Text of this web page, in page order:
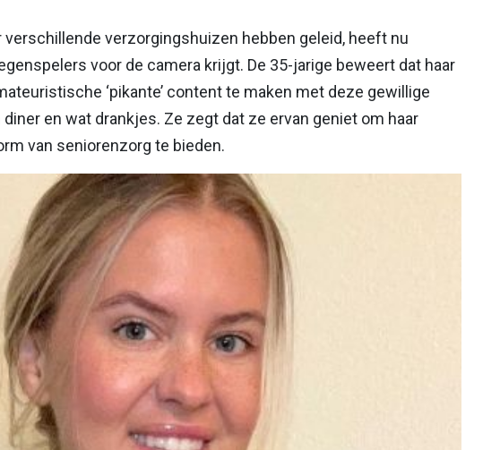
verschillende verzorgingshuizen hebben geleid, heeft nu
voor de camera krijgt. De 35-jarige beweert dat haar
‘pikante’ content te maken met deze gewillige
en wat drankjes. Ze zegt dat ze ervan geniet om haar
van seniorenzorg te bieden.